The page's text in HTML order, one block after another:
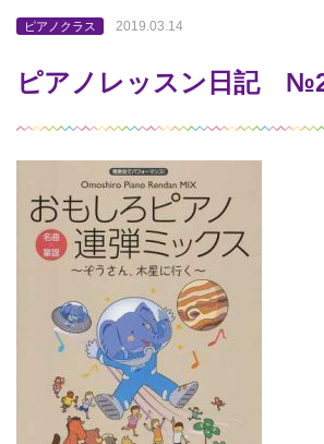
ピアノクラス 2019.03.14
ピアノレッスン日記